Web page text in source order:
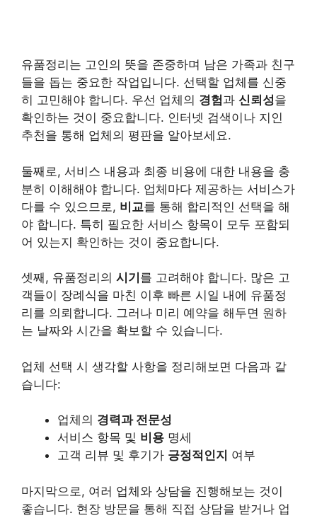
유품정리는 고인의 뜻을 존중하며 남은 가족과 친구
들을 돕는 중요한 작업입니다. 선택할 업체를 신중
히 고민해야 합니다. 우선 업체의 경험과 신뢰성을
확인하는 것이 중요합니다. 인터넷 검색이나 지인
추천을 통해 업체의 평판을 알아보세요.
둘째로, 서비스 내용과 최종 비용에 대한 내용을 충
분히 이해해야 합니다. 업체마다 제공하는 서비스가
다를 수 있으므로, 비교를 통해 합리적인 선택을 해
야 합니다. 특히 필요한 서비스 항목이 모두 포함되
어 있는지 확인하는 것이 중요합니다.
셋째, 유품정리의 시기 를 고려해야 합니다. 많은 고
객들이 장례식을 마친 이후 빠른 시일 내에 유품정
리를 의뢰합니다. 그러나 미리 예약을 해두면 원하
는 날짜와 시간을 확보할 수 있습니다.
업체 선택 시 생각할 사항을 정리해보면 다음과 같
습니다:
업체의 경력과 전문성
서비스 항목 및 비용 명세
고객 리뷰 및 후기가 긍정적인지 여부
마지막으로, 여러 업체와 상담을 진행해보는 것이
좋습니다. 현장 방문을 통해 직접 상담을 받거나 업